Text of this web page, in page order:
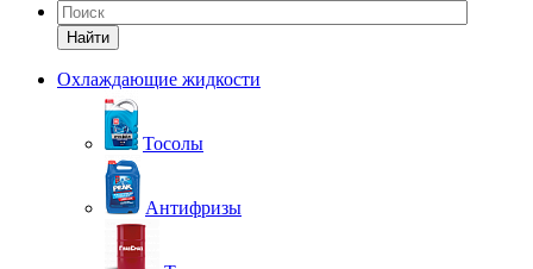
Найти
Охлаждающие жидкости
Тосолы
Антифризы